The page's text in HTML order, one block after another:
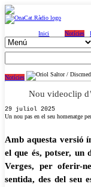
Inici Notícies
Notícies
Nou videoclip
29 juliol 2025
Un nou pas en el seu homenatge
Amb aquesta versió
el que és, potser, un
Verges, per oferir-
sentida, des del seu